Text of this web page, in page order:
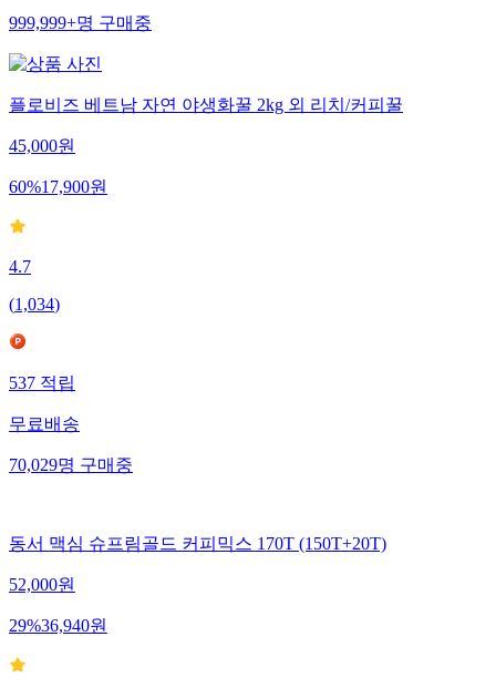
999,999+명구매중
플로비즈 베트남 자연 야생화꿀 2kg 외 리치/커피꿀
45,000원
60%17,900원
4.7
(1,034)
537적립
무료배송
70,029명구매중
동서 맥심 슈프림골드 커피믹스 170T (150T+20T)
52,000원
29%36,940원